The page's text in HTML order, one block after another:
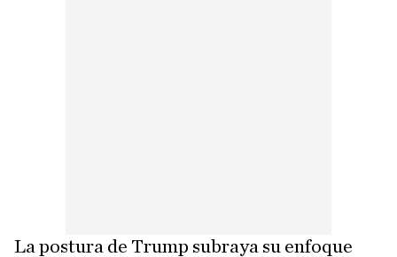
La postura de Trump subraya su enfoque